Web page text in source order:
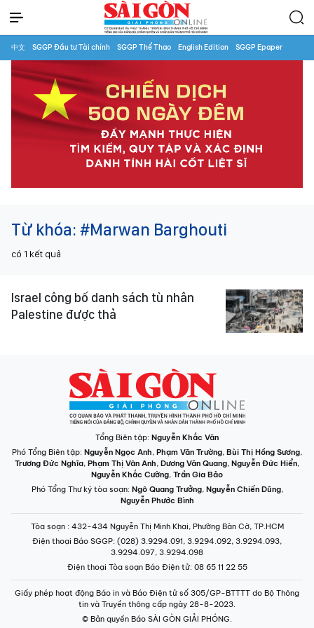
中文 SGGP Đầu tư Tài chính SGGP Thể Thao English Edition SGGP Epaper
Từ khóa: #Marwan Barghouti
có 1 kết quả
Israel công bố danh sách tù nhân
Palestine được thả
Tổng Biên tập: Nguyễn Khắc Văn
Phó Tổng Biên tập: Nguyễn Ngọc Anh, Phạm Văn Trường, Bùi Thị Hồng Sương,
Trương Đức Nghĩa, Phạm Thị Vân Anh, Dương Văn Quang, Nguyễn Đức Hiển,
Nguyễn Khắc Cường, Trần Gia Bảo
Phó Tổng Thư ký tòa soạn: Ngô Quang Trưởng, Nguyễn Chiến Dũng,
Nguyễn Phước Bình
Tòa soạn : 432-434 Nguyễn Thị Minh Khai, Phường Bàn Cờ, TP.HCM
Điện thoại Báo SGGP: (028) 3.9294.091, 3.9294.092, 3.9294.093,
3.9294.097, 3.9294.098
Điện thoại Tòa soạn Báo Điện tử: 08 65 11 22 55
Giấy phép hoạt động Báo in và Báo Điện tử số 305/GP-BTTTT do Bộ Thông
tin và Truyền thông cấp ngày 28-8-2023.
© Bản quyền Báo SÀI GÒN GIẢI PHÓNG.